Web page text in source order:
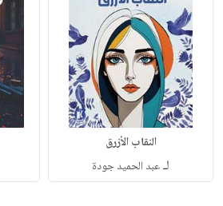
النقاب الأزرق
لـعبد الحميد جودة